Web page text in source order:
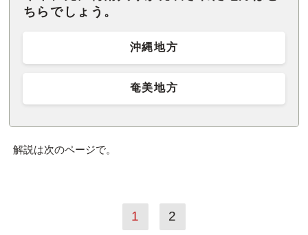
ちらでしょう。
沖縄地方
奄美地方
解説は次のページで。
1 2